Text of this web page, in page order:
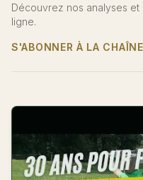
Découvrez nos analyses
ligne.
S'ABONNER À LA CHAÎNE